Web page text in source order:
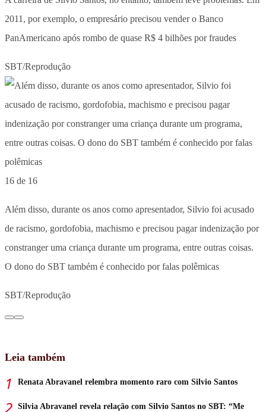
2011, por exemplo, o empresário precisou vender o Banco
PanAmericano após rombo de quase R$ 4 bilhões por fraudes
SBT/Reprodução
16 de 16
Além disso, durante os anos como apresentador, Silvio foi acusado
de racismo, gordofobia, machismo e precisou pagar indenização por
constranger uma criança durante um programa, entre outras coisas.
O dono do SBT também é conhecido por falas polêmicas
SBT/Reprodução
Leia também
Renata Abravanel relembra momento raro com Silvio Santos
Silvia Abravanel revela relação com Silvio Santos no SBT: “Me